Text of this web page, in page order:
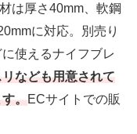
は厚さ40mm、軟鋼
に対応。別売り
使えるナイフブレ
なども用意されて
。ECサイトでの販